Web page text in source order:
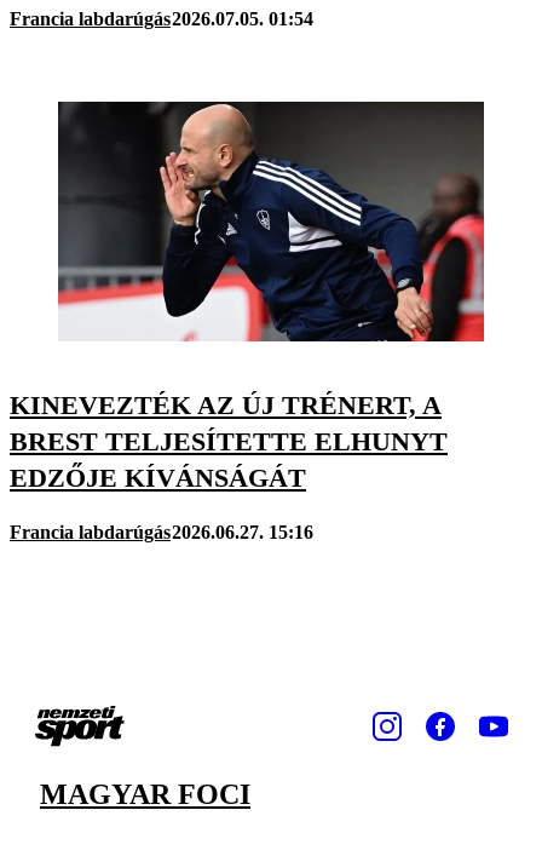
Francia labdarúgás2026.07.05. 01:54
KINEVEZTÉK AZ ÚJ TRÉNERT, A
BREST TELJESÍTETTE ELHUNYT
EDZŐJE KÍVÁNSÁGÁT
Francia labdarúgás2026.06.27. 15:16
MAGYAR FOCI